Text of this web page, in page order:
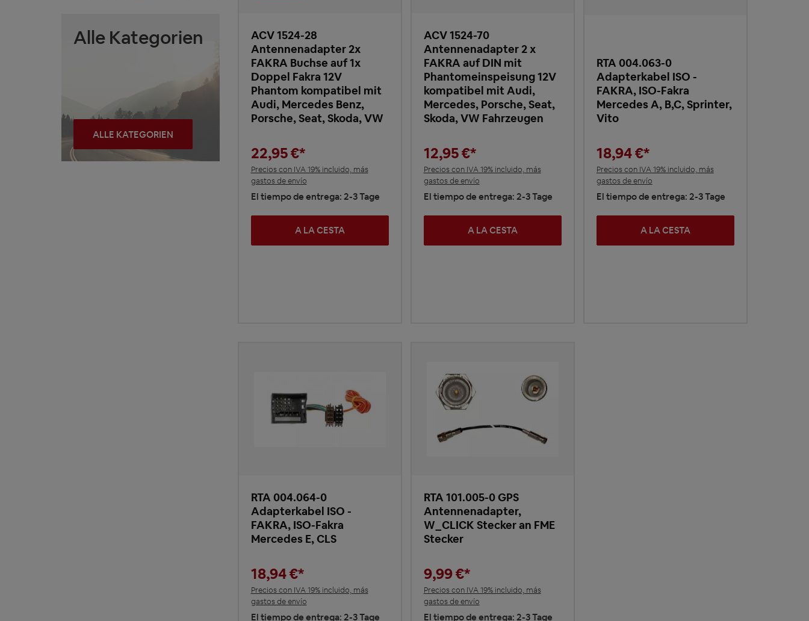
Alle Kategorien
ALLE KATEGORIEN
ACV 1524-28
Antennenadapter 2x
FAKRA Buchse auf 1x
Doppel Fakra 12V
Phantom kompatibel mit
Audi, Mercedes Benz,
Porsche, Seat, Skoda, VW
22,95 €*
Precios con IVA 19% incluido, más
gastos de envío
El tiempo de entrega: 2-3 Tage
A LA CESTA
ACV 1524-70
Antennenadapter 2 x
FAKRA auf DIN mit
Phantomeinspeisung 12V
kompatibel mit Audi,
Mercedes, Porsche, Seat,
Skoda, VW Fahrzeugen
12,95 €*
Precios con IVA 19% incluido, más
gastos de envío
El tiempo de entrega: 2-3 Tage
A LA CESTA
RTA 004.063-0
Adapterkabel ISO -
FAKRA, ISO-Fakra
Mercedes A, B,C, Sprinter,
Vito
18,94 €*
Precios con IVA 19% incluido, más
gastos de envío
El tiempo de entrega: 2-3 Tage
A LA CESTA
RTA 004.064-0
Adapterkabel ISO -
FAKRA, ISO-Fakra
Mercedes E, CLS
18,94 €*
Precios con IVA 19% incluido, más
gastos de envío
El tiempo de entrega: 2-3 Tage
RTA 101.005-0 GPS
Antennenadapter,
W_CLICK Stecker an FME
Stecker
9,99 €*
Precios con IVA 19% incluido, más
gastos de envío
El tiempo de entrega: 2-3 Tage